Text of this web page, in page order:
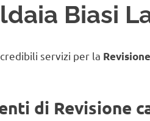
Biasi
servizi per la
di Revisione